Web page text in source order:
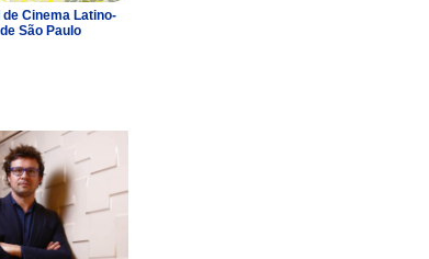
de Cinema Latino-
São Paulo